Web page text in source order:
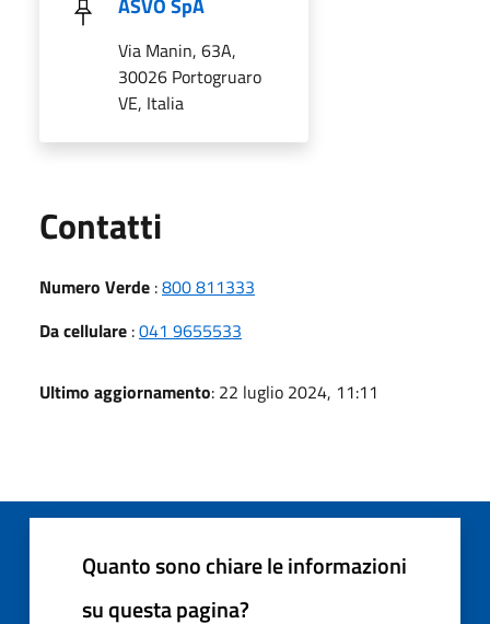
Via Manin, 63A,
30026 Portogruaro
VE, Italia
Contatti
Numero Verde :800 811333
Da cellulare :041 9655533
Ultimo aggiornamento: 22 luglio 2024, 11:11
Quanto sono chiare le informazioni
su questa pagina?